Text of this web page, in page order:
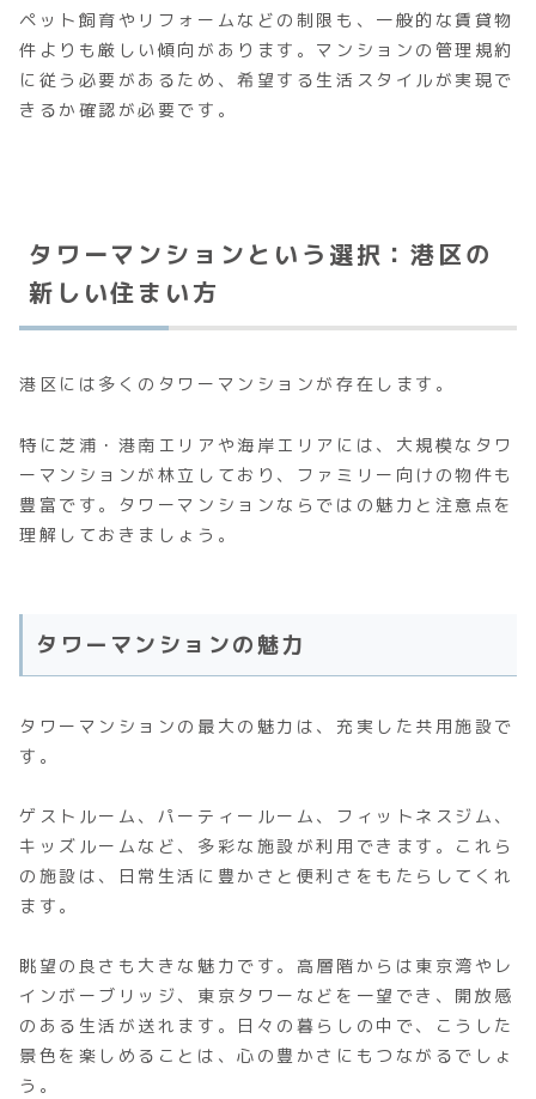
ペット飼育やリフォームなどの制限も、一般的な賃貸物
件よりも厳しい傾向があります。マンションの管理規約
に従う必要があるため、希望する生活スタイルが実現で
きるか確認が必要です。
タワーマンションという選択：港区の
新しい住まい方
港区には多くのタワーマンションが存在します。
特に芝浦・港南エリアや海岸エリアには、大規模なタワ
ーマンションが林立しており、ファミリー向けの物件も
豊富です。タワーマンションならではの魅力と注意点を
理解しておきましょう。
タワーマンションの魅力
タワーマンションの最大の魅力は、充実した共用施設で
す。
ゲストルーム、パーティールーム、フィットネスジム、
キッズルームなど、多彩な施設が利用できます。これら
の施設は、日常生活に豊かさと便利さをもたらしてくれ
ます。
眺望の良さも大きな魅力です。高層階からは東京湾やレ
インボーブリッジ、東京タワーなどを一望でき、開放感
のある生活が送れます。日々の暮らしの中で、こうした
景色を楽しめることは、心の豊かさにもつながるでしょ
う。